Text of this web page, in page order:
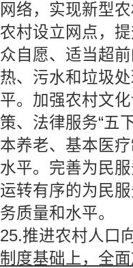
网络，实现新型
农村设立网点，
众自愿、适当超
热、污水和垃圾
平。加强农村文
策、法律服务“五
本养老、基本医
水平。完善为民
运转有序的为民
务质量和水平。
25.推进农村人口
制度基础上，全